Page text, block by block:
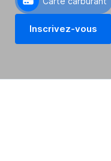
Inscrivez-vous